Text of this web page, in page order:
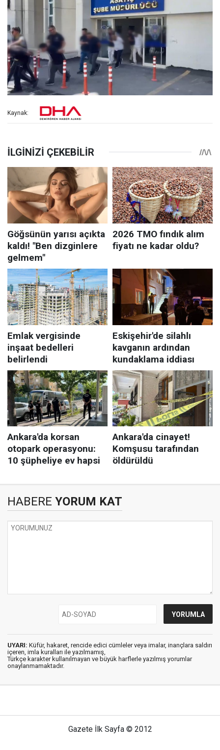
Kaynak:
HABERE YORUM KAT
UYARI: Küfür, hakaret, rencide edici cümleler veya imalar, inançlara saldırı
içeren, imla kuralları ile yazılmamış,
Türkçe karakter kullanılmayan ve büyük harflerle yazılmış yorumlar
onaylanmamaktadır.
Gazete İlk Sayfa © 2012